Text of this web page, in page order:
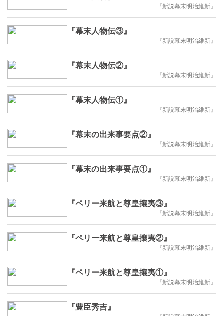
『新説幕末明治維新』
『幕末人物伝③』
『新説幕末明治維新』
『幕末人物伝②』
『新説幕末明治維新』
『幕末人物伝①』
『新説幕末明治維新』
『幕末の出来事要点②』
『新説幕末明治維新』
『幕末の出来事要点①』
『新説幕末明治維新』
『ペリー来航と尊皇攘夷③』
『新説幕末明治維新』
『ペリー来航と尊皇攘夷②』
『新説幕末明治維新』
『ペリー来航と尊皇攘夷①』
『新説幕末明治維新』
『豊臣秀吉』